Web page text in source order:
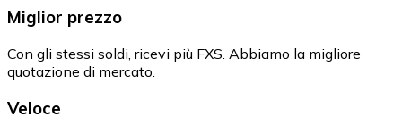
Miglior prezzo
Con gli stessi soldi, ricevi più FXS. Abbiamo la migliore
quotazione di mercato.
Veloce